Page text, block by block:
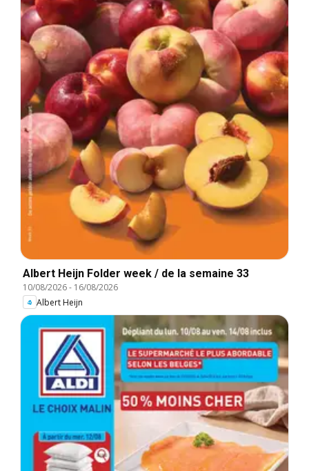
Albert Heijn Folder week / de la semaine 33
10/08/2026- 16/08/2026
Albert Heijn